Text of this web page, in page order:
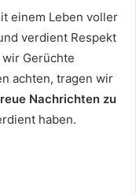
einem Leben voller
verdient Respekt
Gerüchte
achten, tragen wir
Nachrichten zu
haben.